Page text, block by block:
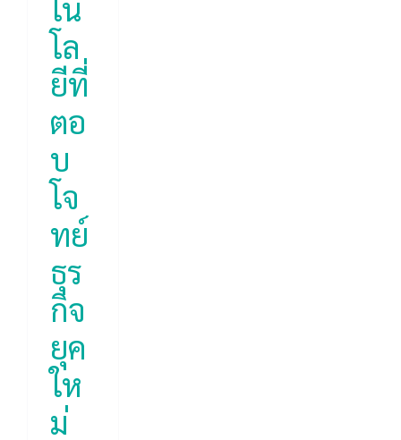
โน
โล
ยีที่
ตอ
บ
โจ
ทย์
ธุร
กิจ
ยุค
ให
ม่